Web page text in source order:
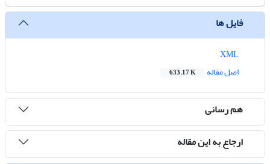
فایل ها
اصل مقاله
633.17 K
هم رسانی
ارجاع به این مقاله